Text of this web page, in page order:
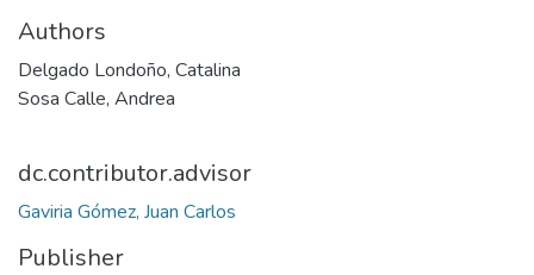
Authors
Delgado Londoño, Catalina
Sosa Calle, Andrea
dc.contributor.advisor
Gaviria Gómez, Juan Carlos
Publisher